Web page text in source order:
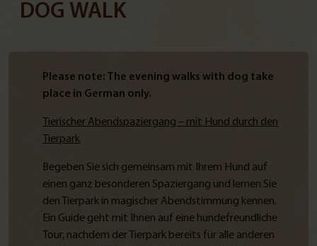
DOG WALK
Please note: The evening walks with dog take
place in German only.
Tierischer Abendspaziergang – mit Hund durch den
Tierpark
Begeben Sie sich gemeinsam mit Ihrem Hund auf
einen ganz besonderen Spaziergang und lernen Sie
den Tierpark in magischer Abendstimmung kennen.
Ein Guide geht mit Ihnen auf eine hundefreundliche
Tour, nachdem der Tierpark bereits für alle anderen